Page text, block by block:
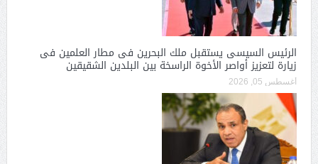
الرئيس السيسى يستقبل ملك البحرين فى مطار العلمين فى
زيارة لتعزيز أواصر الأخوة الراسخة بين البلدين الشقيقين
أغسطس 05, 2026